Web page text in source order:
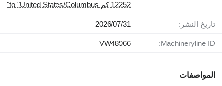
12252 كم to "United States/Columbus"
تاريخ النشر: 31‏/07‏/2026
Machineryline ID:
VW48966
المواصفات